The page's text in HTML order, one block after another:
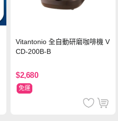
Vitantonio 全自動研磨咖啡機 V
CD-200B-B
$2,680
免運